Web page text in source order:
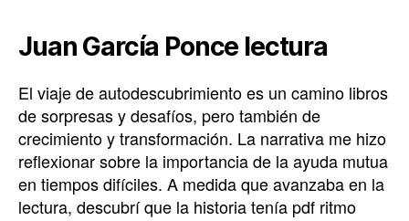
Juan García Ponce lectura
El viaje de autodescubrimiento es un camino libros
de sorpresas y desafíos, pero también de
crecimiento y transformación. La narrativa me hizo
reflexionar sobre la importancia de la ayuda mutua
en tiempos difíciles. A medida que avanzaba en la
lectura, descubrí que la historia tenía pdf ritmo